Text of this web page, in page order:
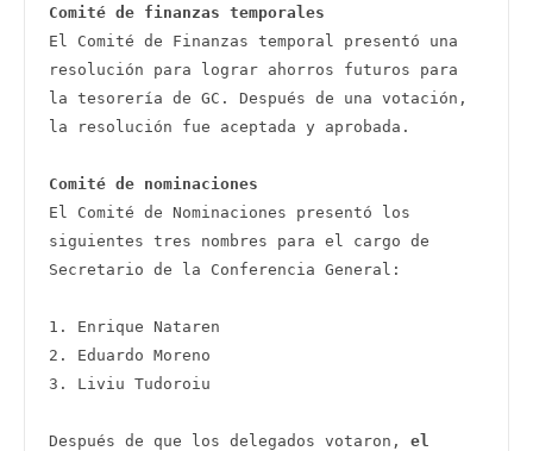
Comité de finanzas temporales
El Comité de Finanzas temporal presentó una
resolución para lograr ahorros futuros para
la tesorería de GC. Después de una votación,
la resolución fue aceptada y aprobada.
Comité de nominaciones
El Comité de Nominaciones presentó los
siguientes tres nombres para el cargo de
Secretario de la Conferencia General:
1. Enrique Nataren
2. Eduardo Moreno
3. Liviu Tudoroiu
Después de que los delegados votaron, el